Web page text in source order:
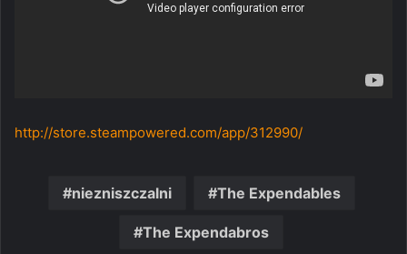
http://store.steampowered.com/app/312990/
niezniszczalni The Expendables
The Expendabros